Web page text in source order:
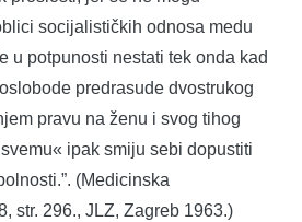
socijalističkih odnosa medu
u potpunosti nestati tek onda kad
predrasude dvostrukog
pravu na ženu i svog tihog
ipak smiju sebi dopustiti
(Medicinska
str. 296., JLZ, Zagreb 1963.)